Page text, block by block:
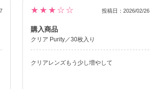
★★★☆☆ 投稿日：2026/02/26
購入商品
クリア Purity／30枚入り
クリアレンズもう少し増やして